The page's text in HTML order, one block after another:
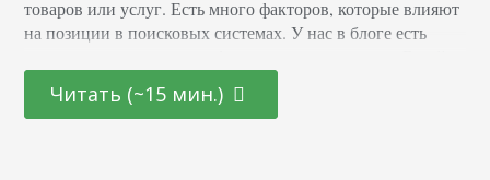
товаров или услуг. Есть много факторов, которые влияют
на позиции в поисковых системах. У нас в блоге есть
вы найдете вводную информацию о том, какие
требования предъявляют поисковые системы к интернет-
Читать (~15 мин.)